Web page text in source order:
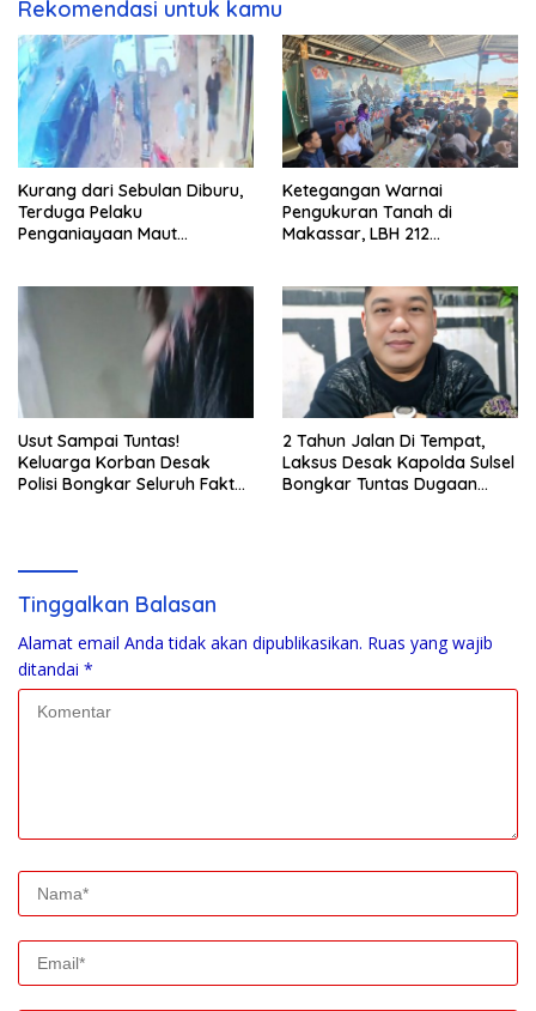
Rekomendasi untuk kamu
Kurang dari Sebulan Diburu,
Terduga Pelaku
Penganiayaan Maut
Ketegangan Warnai
Pengukuran Tanah di
Makassar, LBH 212
Pengamanan Polisi
Usut Sampai Tuntas!
Keluarga Korban Desak
Polisi Bongkar Seluruh Fakta
2 Tahun Jalan Di Tempat,
Laksus Desak Kapolda Sulsel
Bongkar Tuntas Dugaan
Tinggalkan Balasan
Alamat email Anda tidak akan dipublikasikan. Ruas yang wajib
ditandai *